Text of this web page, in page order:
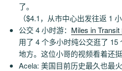
了。
（$4.1，从市中心出发往返 1 小
公交 4 小时游： Miles in
用了 4 个多小时纯公交逛了 15
地方。这位小哥的视频看着还
Acela: 美国目前历史最久也最